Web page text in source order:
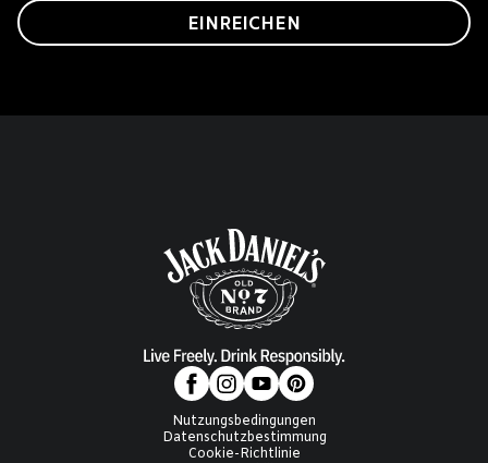
EINREICHEN
Nutzungsbedingungen
Datenschutzbestimmung
Cookie-Richtlinie